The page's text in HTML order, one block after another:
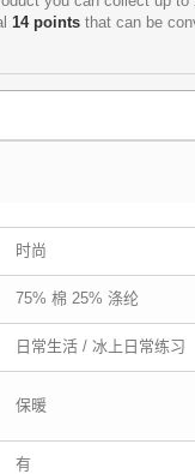
14points that can be
时尚
75% 棉 25% 涤纶
日常生活 / 冰上日常练习
保暖
有